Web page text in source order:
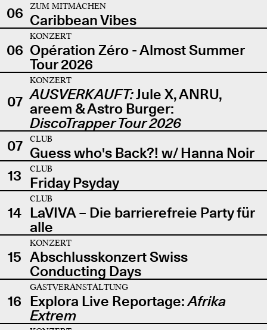
06
ZUM MITMACHEN
Caribbean Vibes
06
KONZERT
Opération Zéro - Almost Summer
Tour 2026
07
KONZERT
AUSVERKAUFT:Jule X, ANRU,
areem & Astro Burger:
DiscoTrapper Tour 2026
07
CLUB
Guess who's Back?! w/ Hanna Noir
13
CLUB
Friday Psyday
14
CLUB
LaVIVA – Die barrierefreie Party für
alle
15
KONZERT
Abschlusskonzert Swiss
Conducting Days
16
GASTVERANSTALTUNG
Explora Live Reportage:Afrika
Extrem